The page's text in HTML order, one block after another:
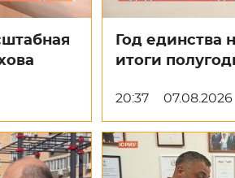
Год единства
итоги
20:37 07.08.2026